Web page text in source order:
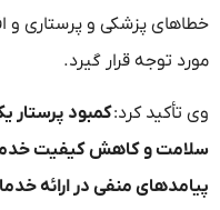
خطاهای پزشکی و پرستاری و
مورد توجه قرار گیرد.
وی تأکید کرد:کمبود پرستار
سلامت و کاهش کیفیت
پیامدهای منفی در ارائه